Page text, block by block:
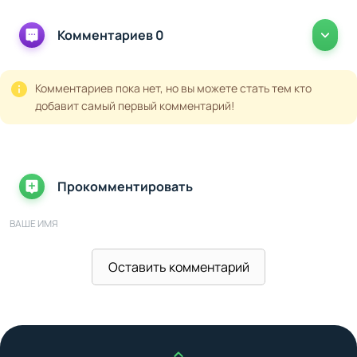
Комментариев 0
Комментариев пока нет, но вы можете стать тем кто
добавит самый первый комментарий!
Прокомментировать
ВАШЕ ИМЯ
Оставить комментарий